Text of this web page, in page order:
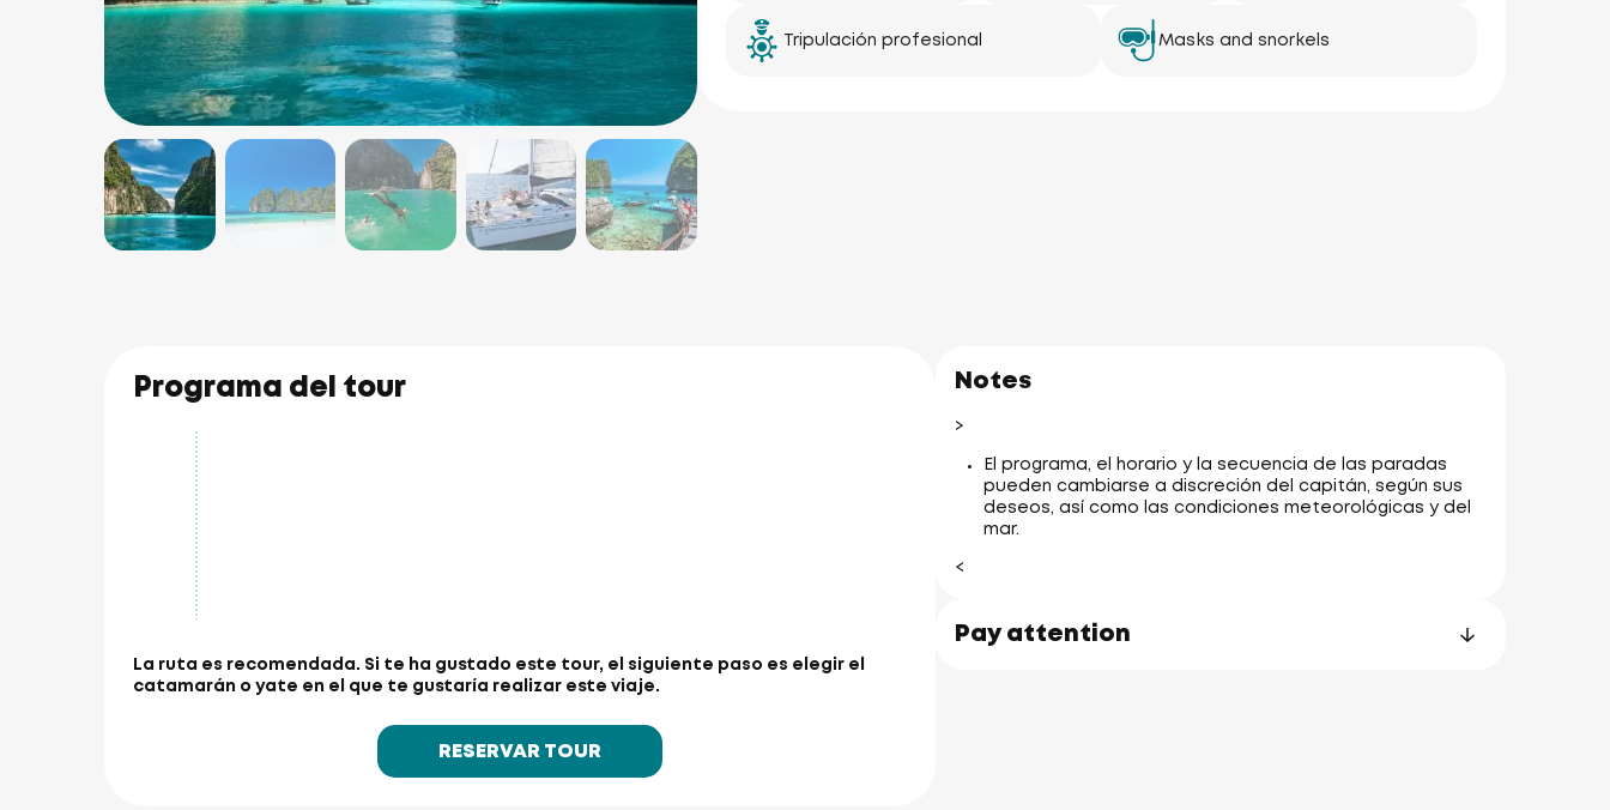
Tripulación profesional Masks and snorkels
Programa del tour
La ruta es recomendada. Si te ha gustado este tour, el siguiente paso es elegir el
catamarán o yate en el que te gustaría realizar este viaje.
RESERVAR TOUR
Notes
>
El programa, el horario y la secuencia de las paradas
pueden cambiarse a discreción del capitán, según sus
deseos, así como las condiciones meteorológicas y del
mar.
<
Pay attention